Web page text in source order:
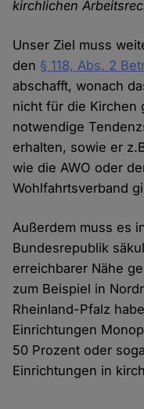
kirchlichen
Unser Ziel muss
den § 118, Abs. 2
abschafft, wonach
nicht für die Kirchen
notwendige
erhalten, sowie er
wie die AWO oder
Wohlfahrtsverband
Außerdem muss es
Bundesrepublik
erreichbarer Nähe
zum Beispiel in
Rheinland-Pfalz
Einrichtungen
50 Prozent oder
Einrichtungen in